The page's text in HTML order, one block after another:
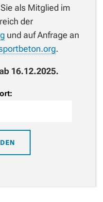
als Mitglied im
der
und auf Anfrage an
.
16.12.2025.